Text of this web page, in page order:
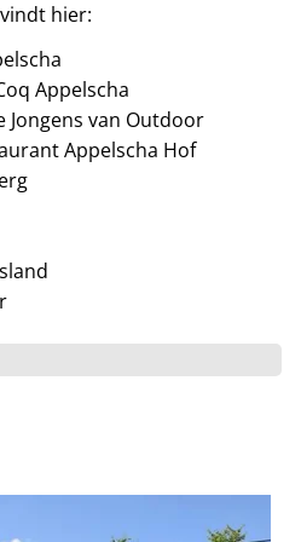
hier:
Appelscha
Jongens van Outdoor
Appelscha Hof